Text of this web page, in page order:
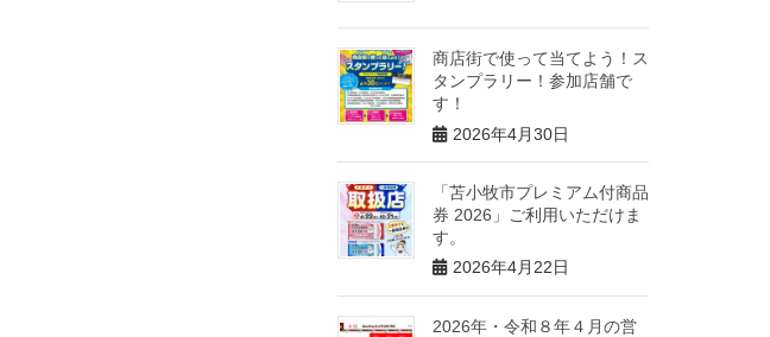
商店街で使って当てよう！ス
タンプラリー！参加店舗で
す！
2026年4月30日
「苫小牧市プレミアム付商品
券 2026」ご利用いただけま
す。
2026年4月22日
2026年・令和８年４月の営